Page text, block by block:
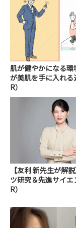
肌が健やかになる環
が美肌を手に入れる
R）
【友利 新先生が解
ツ研究＆先進サイエ
R）